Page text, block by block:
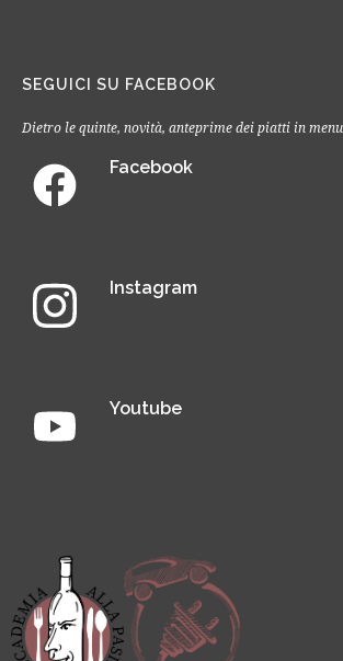
SEGUICI SU FACEBOOK
Dietro le quinte, novità, anteprime dei piatti in
Facebook
Instagram
Youtube